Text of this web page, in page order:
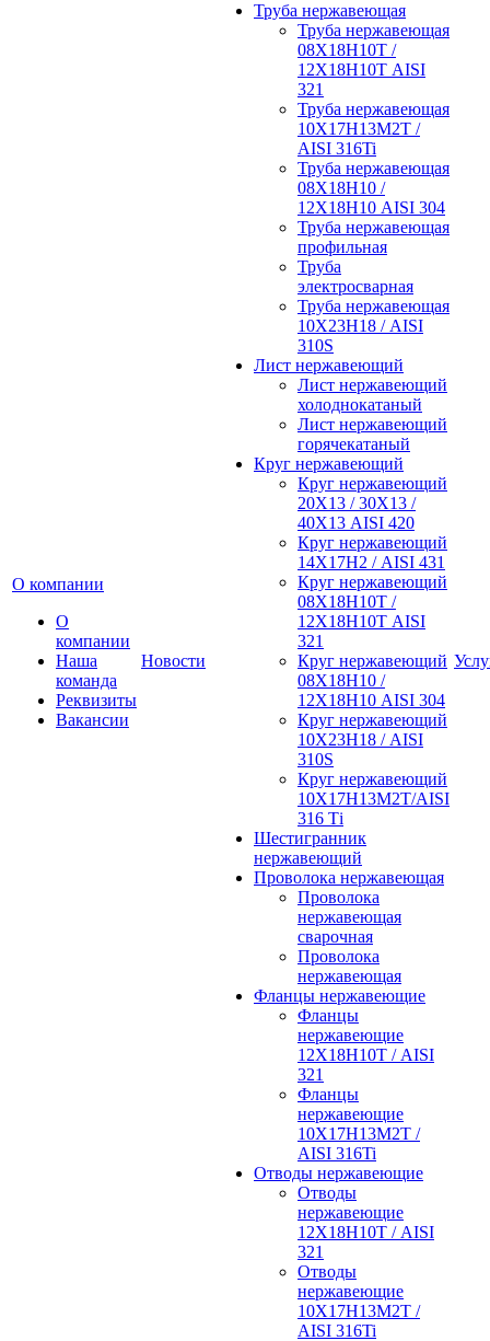
О компании
О
компании
Наша
команда
Реквизиты
Вакансии
Новости
Труба нержавеющая
Труба нержавеющая
08Х18Н10Т /
12Х18Н10Т AISI
321
Труба нержавеющая
10Х17Н13М2Т /
AISI 316Ti
Труба нержавеющая
08Х18Н10 /
12Х18Н10 AISI 304
Труба нержавеющая
профильная
Труба
электросварная
Труба нержавеющая
10Х23Н18 / AISI
310S
Лист нержавеющий
Лист нержавеющий
холоднокатаный
Лист нержавеющий
горячекатаный
Круг нержавеющий
Круг нержавеющий
20Х13 / 30Х13 /
40Х13 AISI 420
Круг нержавеющий
14Х17Н2 / AISI 431
Круг нержавеющий
08Х18Н10Т /
12Х18Н10Т AISI
321
Круг нержавеющий
08Х18Н10 /
12Х18Н10 AISI 304
Круг нержавеющий
10Х23Н18 / AISI
310S
Круг нержавеющий
10Х17Н13М2Т/AISI
316 Тi
Шестигранник
нержавеющий
Проволока нержавеющая
Проволока
нержавеющая
сварочная
Проволока
нержавеющая
Фланцы нержавеющие
Фланцы
нержавеющие
12Х18Н10Т / AISI
321
Фланцы
нержавеющие
10Х17Н13М2Т /
AISI 316Ti
Отводы нержавеющие
Отводы
нержавеющие
12Х18Н10Т / AISI
321
Отводы
нержавеющие
10Х17Н13М2Т /
AISI 316Ti